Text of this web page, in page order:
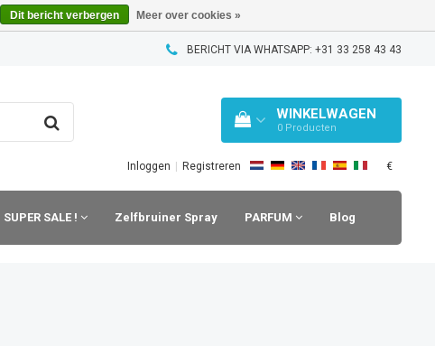
BERICHT VIA WHATSAPP: +31 33 258 43 43
WINKELWAGEN
0 Producten
Inloggen Registreren €
SUPER SALE ! Zelfbruiner Spray PARFUM Blog
Dit bericht verbergen Meer over cookies »